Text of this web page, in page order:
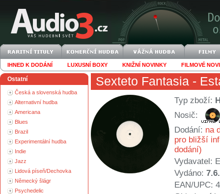
IHNED K DODÁNÍ LUXUSNÍ BOXY KNIŽNÍ NOVINKY FILMOVÉ
Ostatní
Česká a slovenská hudba
Alternativní hudba
Americana
Blues
Brazil
Experimentální hudba
Indie
Jazz
Lidová píseň/Dechovka
Německý šlágr
Psychedelic
Sexteto Fantasia -
Typ zboží:
Nosič:
Dodání: na
pro bližší
dodání)
Vydavatel:
Vydáno:
EAN/UPC: